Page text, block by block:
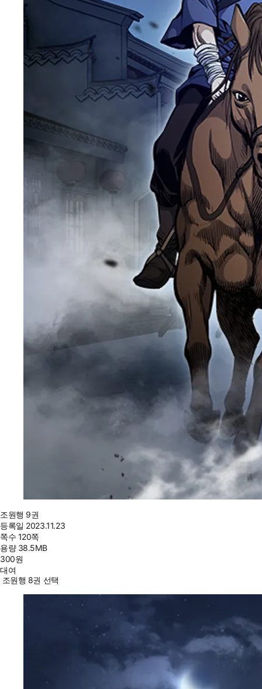
조원행 9권
등록일 2023.11.23
쪽수 120쪽
용량 38.5MB
300원
대여
조원행 8권 선택